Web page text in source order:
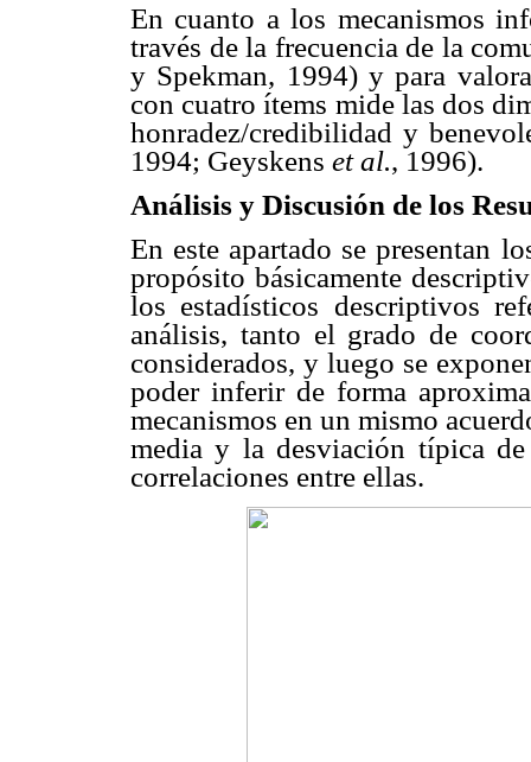
En cuanto a los mecanismos
través de la frecuencia de la
y Spekman, 1994) y para
con cuatro ítems mide las dos
honradez/credibilidad y
1994; Geyskens et al., 1996).
Análisis y Discusión de los
En este apartado se presentan
propósito básicamente
los estadísticos descriptivos
análisis, tanto el grado de
considerados, y luego se
poder inferir de forma
mecanismos en un mismo
media y la desviación típica
correlaciones entre ellas.